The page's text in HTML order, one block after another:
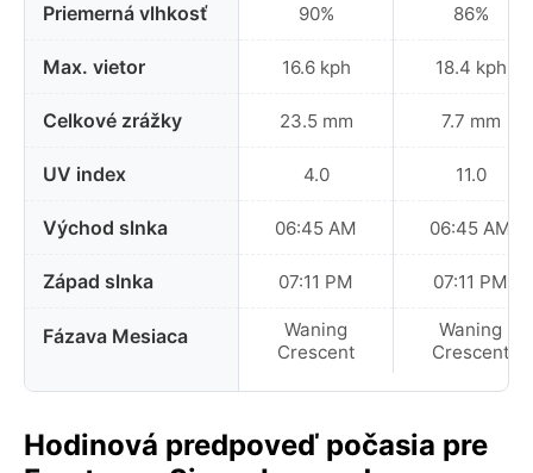
Priemerná vlhkosť
Max. vietor
Celkové zrážky
UV index
Východ slnka
Západ slnka
Fázava Mesiaca
90%
16.6 kph
23.5 mm
4.0
06:45 AM
07:11 PM
Waning
Crescent
86%
18.4 kph
7.7 mm
11.0
06:45 AM
07:11 PM
Waning
Crescent
Hodinová predpoveď počasia pre